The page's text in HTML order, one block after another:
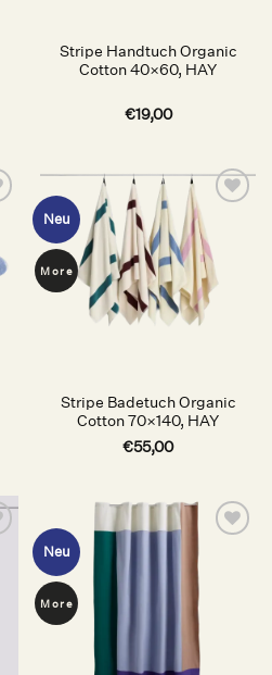
Stripe Handtuch Organic
Cotton 40×60, HAY
€19,00
Neu
More
Auf die
Wunschliste
Stripe Badetuch Organic
Cotton 70×140, HAY
€55,00
Neu
More
Wunschliste